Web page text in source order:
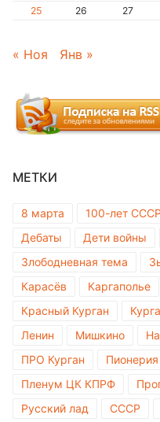
25
26 27
« Ноя Янв »
МЕТКИ
8 марта 100-лет СССР
Дебаты
Дети войны
Злободневная тема
Карасёв
Каргаполье
Красный Курган
Ленин
Мишкино
ПРО Курган
Пионерия
Пленум ЦК КПРФ
Русский лад
СССР